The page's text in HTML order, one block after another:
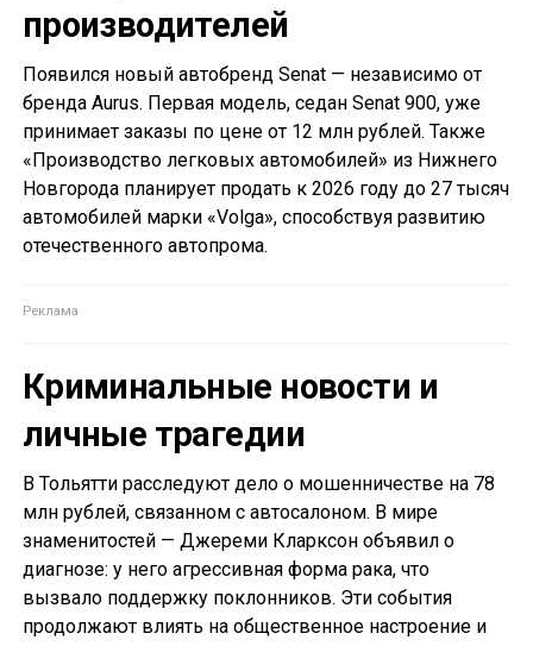
производителей
Появился новый автобренд Senat — независимо от
бренда Aurus. Первая модель, седан Senat 900, уже
принимает заказы по цене от 12 млн рублей. Также
«Производство легковых автомобилей» из Нижнего
Новгорода планирует продать к 2026 году до 27 тысяч
автомобилей марки «Volga», способствуя развитию
отечественного автопрома.
Криминальные новости и
личные трагедии
В Тольятти расследуют дело о мошенничестве на 78
млн рублей, связанном с автосалоном. В мире
знаменитостей — Джереми Кларксон объявил о
диагнозе: у него агрессивная форма рака, что
вызвало поддержку поклонников. Эти события
продолжают влиять на общественное настроение и